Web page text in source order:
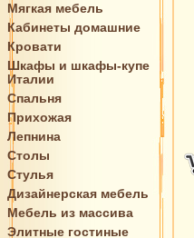
Мягкая мебель
Кабинеты домашние
Кровати
Шкафы и шкафы-купе
Италии
Спальня
Прихожая
Лепнина
Столы
Стулья
Дизайнерская мебель
Мебель из массива
Элитные гостиные